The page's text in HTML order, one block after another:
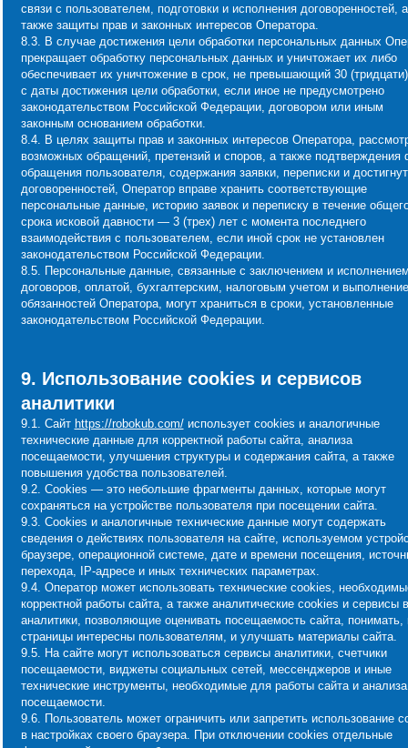
связи с пользователем, подготовки и исполнения договоренностей, а
также защиты прав и законных интересов Оператора.
8.3. В случае достижения цели обработки персональных данных
прекращает обработку персональных данных и уничтожает их либо
обеспечивает их уничтожение в срок, не превышающий 30
с даты достижения цели обработки, если иное не предусмотрено
законодательством Российской Федерации, договором или иным
законным основанием обработки.
8.4. В целях защиты прав и законных интересов Оператора,
возможных обращений, претензий и споров, а также подтверждения
обращения пользователя, содержания заявки, переписки и
договоренностей, Оператор вправе хранить соответствующие
персональные данные, историю заявок и переписку в течение
срока исковой давности — 3 (трех) лет с момента последнего
взаимодействия с пользователем, если иной срок не установлен
законодательством Российской Федерации.
8.5. Персональные данные, связанные с заключением и
договоров, оплатой, бухгалтерским, налоговым учетом и
обязанностей Оператора, могут храниться в сроки, установленные
законодательством Российской Федерации.
9. Использование cookies и сервисов
аналитики
9.1. Сайт https://robokub.com/использует cookies и аналогичные
технические данные для корректной работы сайта, анализа
посещаемости, улучшения структуры и содержания сайта, а также
повышения удобства пользователей.
9.2. Cookies — это небольшие фрагменты данных, которые могут
сохраняться на устройстве пользователя при посещении сайта.
9.3. Cookies и аналогичные технические данные могут содержать
сведения о действиях пользователя на сайте, используемом
браузере, операционной системе, дате и времени посещения,
перехода, IP-адресе и иных технических параметрах.
9.4. Оператор может использовать технические cookies,
корректной работы сайта, а также аналитические cookies и сервисы
аналитики, позволяющие оценивать посещаемость сайта, понимать,
страницы интересны пользователям, и улучшать материалы сайта.
9.5. На сайте могут использоваться сервисы аналитики, счетчики
посещаемости, виджеты социальных сетей, мессенджеров и иные
технические инструменты, необходимые для работы сайта и анализа
посещаемости.
9.6. Пользователь может ограничить или запретить использование
в настройках своего браузера. При отключении cookies отдельные